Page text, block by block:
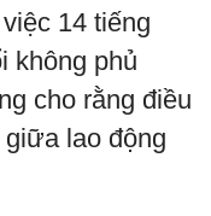
14 tiếng
không phủ
cho rằng điều
lao động